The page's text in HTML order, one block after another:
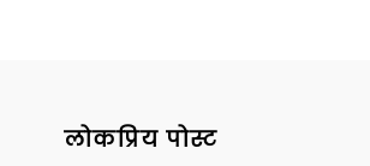
लोकप्रिय पोस्ट